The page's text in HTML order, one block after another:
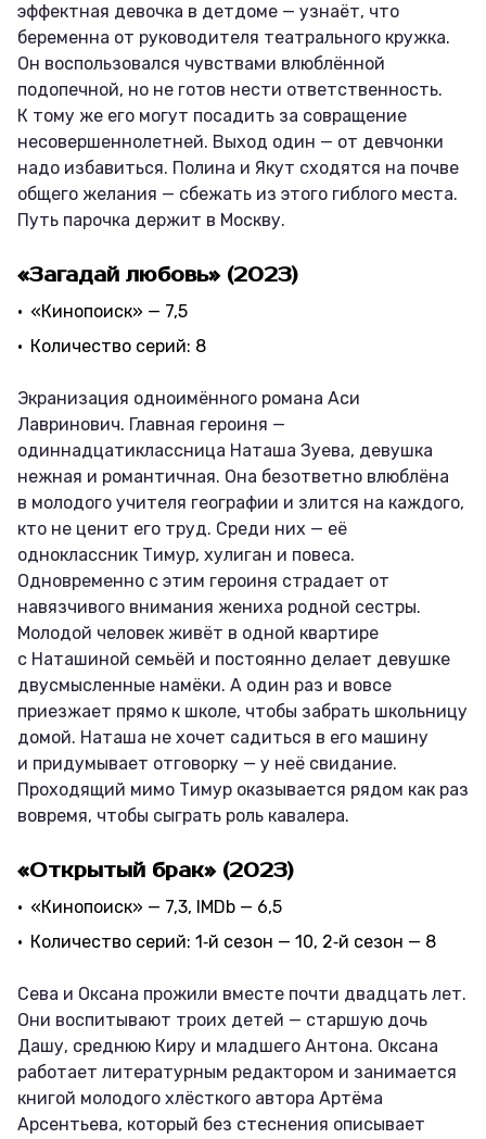
эффектная девочка в детдоме — узнаёт, что
беременна от руководителя театрального кружка.
Он воспользовался чувствами влюблённой
подопечной, но не готов нести ответственность.
К тому же его могут посадить за совращение
несовершеннолетней. Выход один — от девчонки
надо избавиться. Полина и Якут сходятся на почве
общего желания — сбежать из этого гиблого места.
Путь парочка держит в Москву.
«Загадай любовь» (2023)
«Кинопоиск» — 7,5
Количество серий: 8
Экранизация одноимённого романа Аси
Лавринович. Главная героиня —
одиннадцатиклассница Наташа Зуева, девушка
нежная и романтичная. Она безответно влюблёна
в молодого учителя географии и злится на каждого,
кто не ценит его труд. Среди них — её
одноклассник Тимур, хулиган и повеса.
Одновременно с этим героиня страдает от
навязчивого внимания жениха родной сестры.
Молодой человек живёт в одной квартире
с Наташиной семьёй и постоянно делает девушке
двусмысленные намёки. А один раз и вовсе
приезжает прямо к школе, чтобы забрать школьницу
домой. Наташа не хочет садиться в его машину
и придумывает отговорку — у неё свидание.
Проходящий мимо Тимур оказывается рядом как раз
вовремя, чтобы сыграть роль кавалера.
«Открытый брак» (2023)
«Кинопоиск» — 7,3, IMDb — 6,5
Количество серий: 1‑й сезон — 10, 2‑й сезон — 8
Сева и Оксана прожили вместе почти двадцать лет.
Они воспитывают троих детей — старшую дочь
Дашу, среднюю Киру и младшего Антона. Оксана
работает литературным редактором и занимается
книгой молодого хлёсткого автора Артёма
Арсентьева, который без стеснения описывает